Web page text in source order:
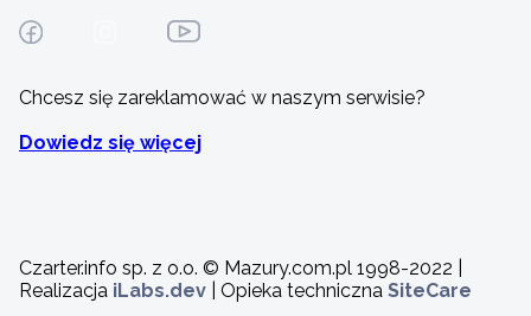
Chcesz się zareklamować w naszym serwisie?
Dowiedz się więcej
Czarter.info sp. z o.o. © Mazury.com.pl 1998-2022 |
Realizacja iLabs.dev | Opieka techniczna SiteCare